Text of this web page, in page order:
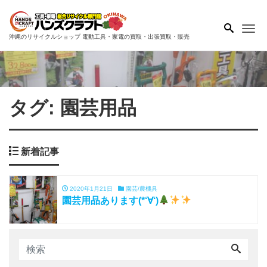
沖縄のリサイクルショップ 電動工具・家電の買取・出張買取・販売
タグ: 園芸用品
新着記事
2020年1月21日 園芸/農機具
園芸用品あります(*‘∀‘)